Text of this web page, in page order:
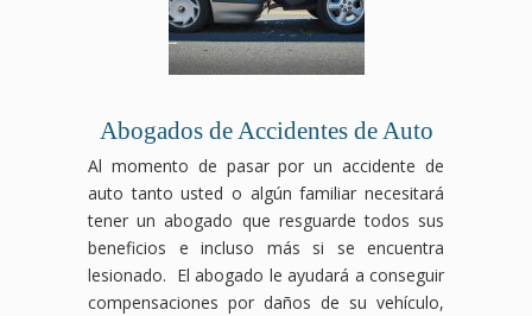
accidentes
centros
comerciales
ocurrir
por
condiciones
inseguras,
como
resbaladizos,
falta
de
traumáticos
y
tener
consecuencias
pero
tienes
que
enfrentarlos
solo.
Nuestro
equipo
de
Nuestro
equipo
de
abogados
en
laboral
luchará
para
tus
derechos
sean
ingresos,
otros
ocasionados
por
el
accidente.
Los
accidentes
de
bicicleta
pueden
Los
accidentes
de
auto
ser
pero
no
tienes
que
enfrentarlo
solo.
Nuestro
salarios
perdidos
y
más.
accidentes
pueden
ocurrir
en
industria
y a
menudo
Abogados de Accidentes de Auto
Al momento de pasar por un accidente de
auto tanto usted o algún familiar necesitará
tener un abogado que resguarde todos sus
beneficios e incluso más si se encuentra
lesionado. El abogado le ayudará a conseguir
compensaciones por daños de su vehículo,